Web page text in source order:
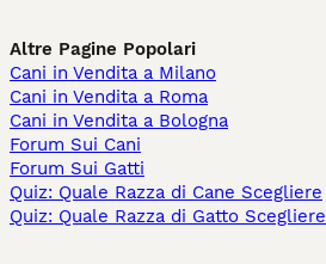
Altre Pagine Popolari
Cani in Vendita a Milano
Cani in Vendita a Roma
Cani in Vendita a Bologna
Forum Sui Cani
Forum Sui Gatti
Quiz: Quale Razza di Cane Scegliere
Quiz: Quale Razza di Gatto Scegliere